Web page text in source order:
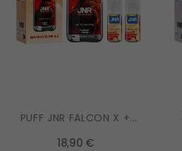
PUFF JNR FALCON X +...
18,90 €